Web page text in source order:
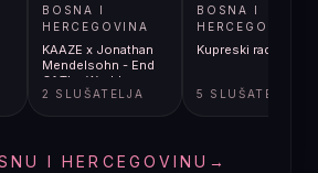
BOSNA I
HERCEGOVINA
KAAZE x Jonathan
Mendelsohn - End
Of The World
2 SLUŠATELJA
BOSNA I
HERCEGOVINA
Kupreski radio
5 SLUŠATELJA
I HERCEGOVINU →